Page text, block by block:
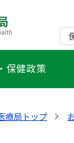
保健政策
療局トップ